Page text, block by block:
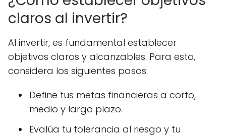
claros al invertir?
Al invertir, es fundamental establecer
objetivos claros y alcanzables. Para esto,
considera los siguientes pasos:
Define tus metas financieras a corto,
medio y largo plazo.
Evalúa tu tolerancia al riesgo y tu